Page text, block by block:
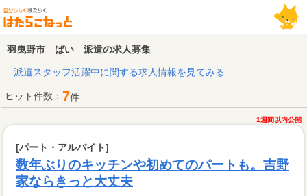
羽曳野市 ばい 派遣の求人募集
派遣スタッフ活躍中に関する求人情報を見てみる
ヒット件数： 7件
1週間以内公開
[パート・アルバイト]
数年ぶりのキッチンや初めてのパートも。吉野
家ならきっと大丈夫